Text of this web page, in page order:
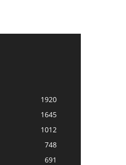
1920
1645
1012
748
691